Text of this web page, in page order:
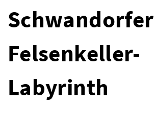
Schwandorfer
Felsenkeller-
Labyrinth